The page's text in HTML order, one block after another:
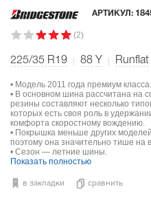
АРТИКУЛ:
(2)
225/35 R19 88 Y Runflat
• Модель 2011 года премиум класса.
• В основном шина рассчитана на
резины составляют несколько
которых есть своя роль в
комфорта скоростному вождению.
• Покрышка меньше других
поэтому она значительно тише на
• Сезон — летние шины.
Показать полностью
в закладки сравнить